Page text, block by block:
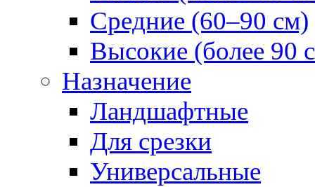
Средние (60–90 см)
Высокие (более 90
Назначение
Ландшафтные
Для срезки
Универсальные